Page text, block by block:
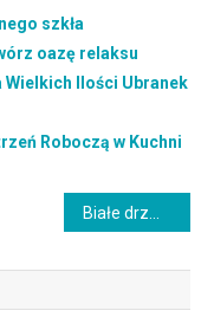
szkła
oazę relaksu
Wielkich Ilości Ubranek
Roboczą w Kuchni